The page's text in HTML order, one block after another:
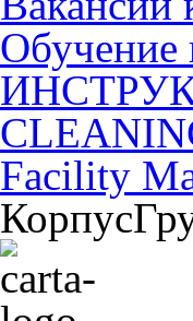
Обучение
Facility